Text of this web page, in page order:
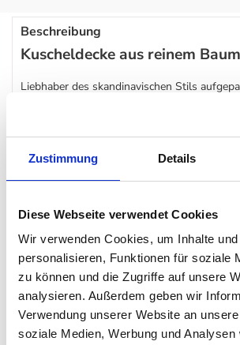
Zustimmung Details
Diese Webseite verwendet Cookies
Wir verwenden Cookies, um Inhalte
personalisieren, Funktionen für soziale
zu können und die Zugriffe auf unsere
analysieren. Außerdem geben wir
Verwendung unserer Website an
soziale Medien, Werbung und Analysen
Beschreibung
Kuscheldecke aus reinem
Liebhaber des skandinavischen Stils
und einem zeitlosen Casual-Stil –
interessanter Strick-Optik lädt die Nordic Knit
ein, sich entspannt auf Ihrem Sofa
einzukuscheln. Da ist es dann auch gar nicht
draußen kalt und stürmisch ist – Sofa-Time
angesagt.